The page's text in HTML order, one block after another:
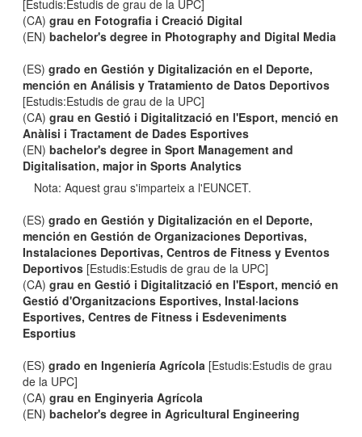
[Estudis:Estudis de grau de la UPC]
(CA)grau en Fotografia i Creació Digital
(EN)bachelor's degree in Photography and Digital Media
(ES)grado en Gestión y Digitalización en el Deporte,
mención en Análisis y Tratamiento de Datos Deportivos
[Estudis:Estudis de grau de la UPC]
(CA)grau en Gestió i Digitalització en l'Esport, menció en
Anàlisi i Tractament de Dades Esportives
(EN)bachelor's degree in Sport Management and
Digitalisation, major in Sports Analytics
Nota: Aquest grau s'imparteix a l'EUNCET.
(ES)grado en Gestión y Digitalización en el Deporte,
mención en Gestión de Organizaciones Deportivas,
Instalaciones Deportivas, Centros de Fitness y Eventos
Deportivos [Estudis:Estudis de grau de la UPC]
(CA)grau en Gestió i Digitalització en l'Esport, menció en
Gestió d'Organitzacions Esportives, Instal·lacions
Esportives, Centres de Fitness i Esdeveniments
Esportius
(ES)grado en Ingeniería Agrícola [Estudis:Estudis de grau
de la UPC]
(CA)grau en Enginyeria Agrícola
(EN)bachelor's degree in Agricultural Engineering